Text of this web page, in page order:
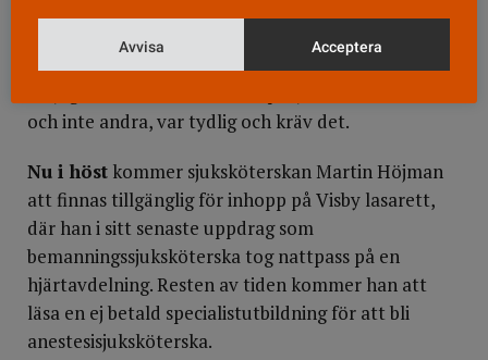
han.
— Du har möjlighet att ställa krav, så ta den
och inte andra, var tydlig och kräv det.
Nu i höst kommer sjuksköterskan Martin Höjman
att finnas tillgänglig för inhopp på Visby lasarett,
där han i sitt senaste uppdrag som
bemanningssjuksköterska tog nattpass på en
hjärtavdelning. Resten av tiden kommer han att
läsa en ej betald specialistutbildning för att bli
anestesisjuksköterska.
Avvisa Acceptera